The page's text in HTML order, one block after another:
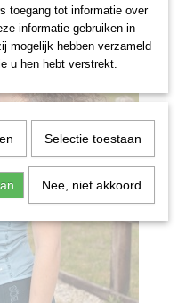
toegang tot informatie over
informatie gebruiken in
mogelijk hebben verzameld
u hen hebt verstrekt.
Selectie toestaan
Nee, niet akkoord